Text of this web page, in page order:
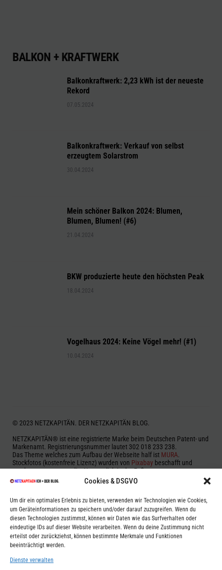
Cookies & DSGVO
Um dir ein optimales Erlebnis zu bieten, verwenden wir Technologien wie Cookies,
um Geräteinformationen zu speichern und/oder darauf zuzugreifen. Wenn du
diesen Technologien zustimmst, können wir Daten wie das Surfverhalten oder
eindeutige IDs auf dieser Website verarbeiten. Wenn du deine Zustimmung nicht
erteilst oder zurückziehst, können bestimmte Merkmale und Funktionen
beeinträchtigt werden.
Dienste verwalten
BALKON + KRAFTWERK
Balkonkraftwerk: 2,23 kWh ist der neueste
Rekord
07.05.2024
Balkonkraftwerk: Verkauf von selbst
erzeugtem Solarstrom
30.04.2024
Mein schöner Balkon 2024: Blumen,
Blumen, Blumen! (#6)
21.04.2024
BKW produzierte heute den höchsten Peak
18.04.2024
Vogelhaus 2024: Keine Vögel mehr! (#1)
10.04.2024
© 2023 NETZKAPITÄN. DER NETZKAPITÄN BLOG.
NETZKAPITÄN® ist eine registrierte Marke beim Deutschen Patent- und
Markenamt. Registrierungsnummer lautet 302 018 233 238.
Das Theme welches zum Aufbau der Webseite half ist MURA.
Stockfotos (kostenfreie Lizenz) wurden von Pixabay beschafft und
werden, wenn notwendig, Namentlich in der Fußnote genannt.
zurückgegriffen.
Aus dem Grund kann es vorkommen, das einige Beiträge halluzinieren
oder fehlerhaft sein können. Es werden jedoch Stichproben genommen
um auch diese Eventualitäten auszuschließen.
* Dies ist ein Bezahlter Link. Beim Kauf dieses Produktes bekomme ich
eine Provision. Die Provision wird nicht auf den Preis des Produktes
raufgeschlagen.